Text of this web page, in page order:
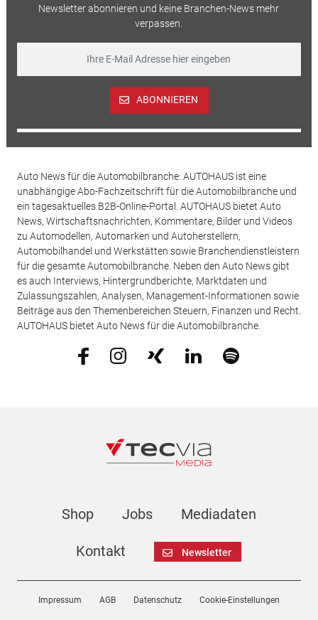
Newsletter abonnieren und keine Branchen-News mehr
verpassen.
ABONNIEREN
Auto News für die Automobilbranche: AUTOHAUS ist eine
unabhängige Abo-Fachzeitschrift für die Automobilbranche und
ein tagesaktuelles B2B-Online-Portal. AUTOHAUS bietet Auto
News, Wirtschaftsnachrichten, Kommentare, Bilder und Videos
zu Automodellen, Automarken und Autoherstellern,
Automobilhandel und Werkstätten sowie Branchendienstleistern
für die gesamte Automobilbranche. Neben den Auto News gibt
es auch Interviews, Hintergrundberichte, Marktdaten und
Zulassungszahlen, Analysen, Management-Informationen sowie
Beiträge aus den Themenbereichen Steuern, Finanzen und Recht.
AUTOHAUS bietet Auto News für die Automobilbranche.
Shop Jobs Mediadaten
Kontakt Newsletter
Impressum AGB Datenschutz Cookie-Einstellungen